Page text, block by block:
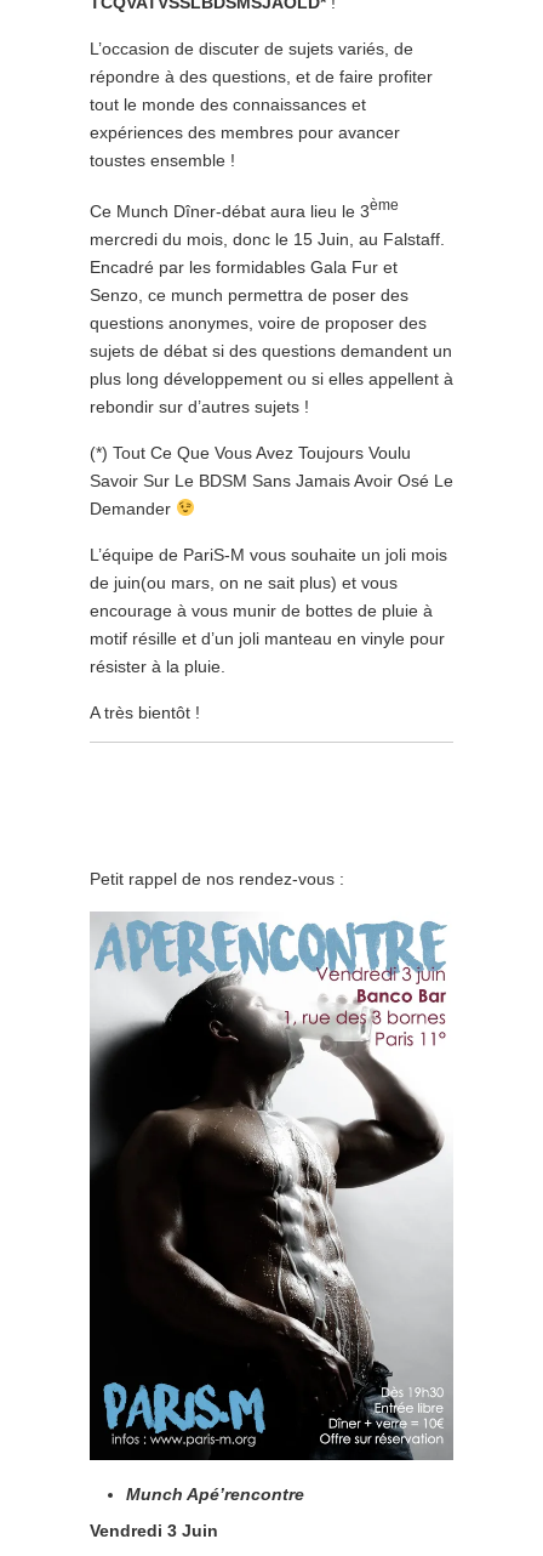
L’occasion de discuter de sujets variés, de
répondre à des questions, et de faire profiter
tout le monde des connaissances et
expériences des membres pour avancer
toustes ensemble !
Ce Munch Dîner-débat aura lieu le 3ème
mercredi du mois, donc le 15 Juin, au Falstaff.
Encadré par les formidables Gala Fur et
Senzo, ce munch permettra de poser des
questions anonymes, voire de proposer des
sujets de débat si des questions demandent un
plus long développement ou si elles appellent à
rebondir sur d’autres sujets !
(*) Tout Ce Que Vous Avez Toujours Voulu
Savoir Sur Le BDSM Sans Jamais Avoir Osé Le
Demander
L’équipe de PariS-M vous souhaite un joli mois
de juin(ou mars, on ne sait plus) et vous
encourage à vous munir de bottes de pluie à
motif résille et d’un joli manteau en vinyle pour
résister à la pluie.
A très bientôt !
Petit rappel de nos rendez-vous :
Munch Apé’rencontre
Vendredi 3 Juin